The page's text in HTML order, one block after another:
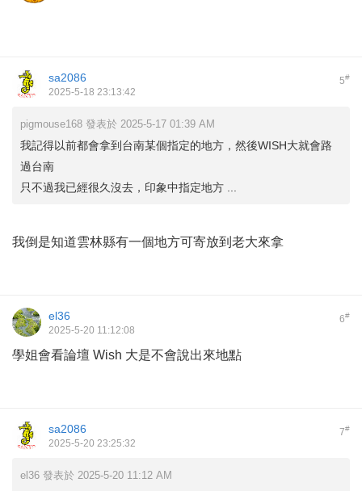
5#
sa2086
2025-5-18 23:13:42
pigmouse168 發表於 2025-5-17 01:39 AM
我記得以前都會拿到台南某個指定的地方，然後WISH大就會路
過台南
只不過我已經很久沒去，印象中指定地方 ...
我倒是知道雲林縣有一個地方可寄放到老大來拿
6#
el36
2025-5-20 11:12:08
學姐會看論壇 Wish 大是不會說出來地點
7#
sa2086
2025-5-20 23:25:32
el36 發表於 2025-5-20 11:12 AM